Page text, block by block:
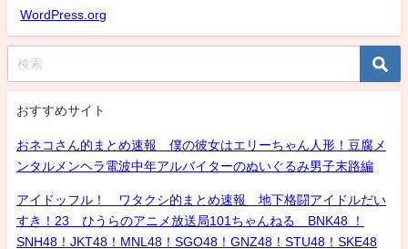
WordPress.org
おすすめサイト
おネコさん的まとめ速報 僕の彼女はエリーちゃん人形！豆腐メ
ンタルメンヘラ電波中年アルバイターのぬいぐるみ男子末路編
アイドッフル！ ワタクシ的まとめ速報 地下格闘アイドルだい
すき！23 ひうらのアニメ放送局101ちゃんねる BNK48 ！
SNH48！JKT48！MNL48！SGO48！GNZ48！STU48！SKE48